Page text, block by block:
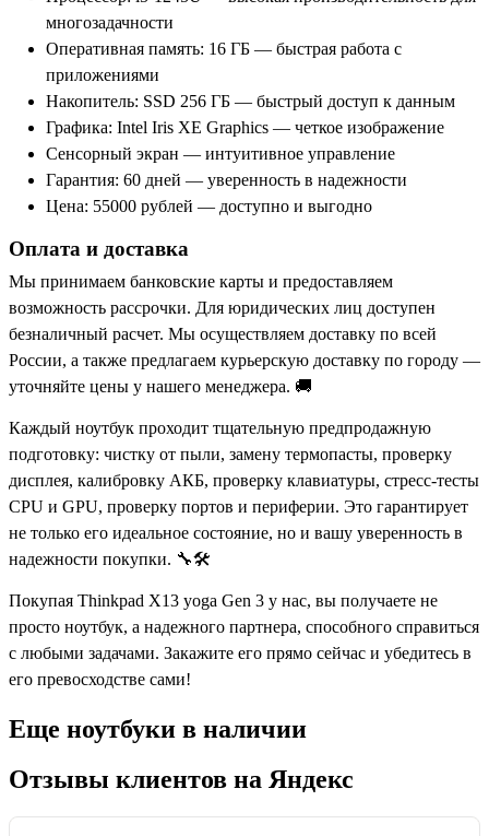
Еще ноутбуки в наличии
Отзывы клиентов на Яндекс